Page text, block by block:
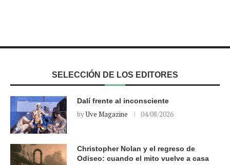
SELECCIÓN DE LOS EDITORES
Dalí frente al inconsciente
byUve Magazine 04/08/2026
Christopher Nolan y el regreso de
Odiseo: cuando el mito vuelve a casa